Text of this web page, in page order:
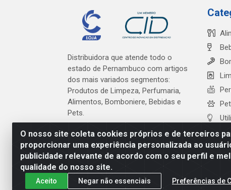
O nosso site coleta cookies próprios e de terceiros
proporcionar uma experiência personalizada ao
publicidade relevante de acordo com o seu perfil e
qualidade do nosso site.
Aceito Negar não essenciais Preferências de
Distribuidora que atende todo o
estado de Pernambuco com artigos
dos mais variados segmentos:
Produtos de Limpeza, Perfumaria,
Alimentos, Bomboniere, Bebidas e
Pets.
Pet
Cardeal Distribuidora -